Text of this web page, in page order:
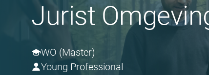
Jurist
WO (Master)
Young Professional